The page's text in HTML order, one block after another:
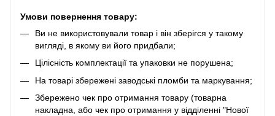
Умови повернення товару:
Ви не використовували товар і він зберігся у такому
вигляді, в якому ви його придбали;
Цілісність комплектації та упаковки не порушена;
На товарі збережені заводські пломби та маркування;
Збережено чек про отримання товару (товарна
накладна, або чек про отримання у відділенні "Нової